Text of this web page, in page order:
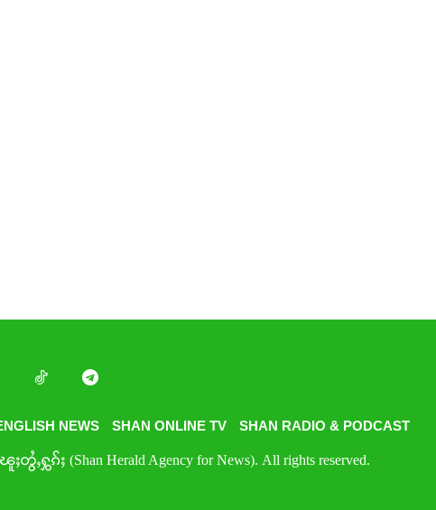
NEWS SHAN ONLINE TV SHAN RADIO & PODCAST
တွႆႇႁွၵ်ႈ (Shan Herald Agency for News). All rights reserved.